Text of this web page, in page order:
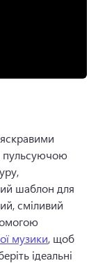
пульсуючою
шаблон для
сміливий
музики, щоб
ідеальні